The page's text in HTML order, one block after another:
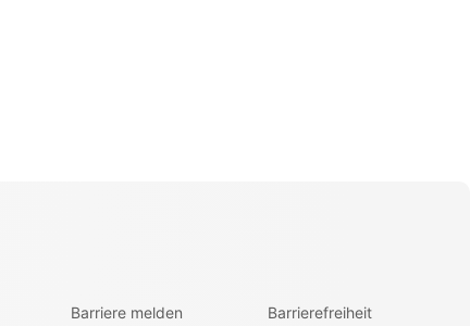
Barriere melden Barrierefreiheit